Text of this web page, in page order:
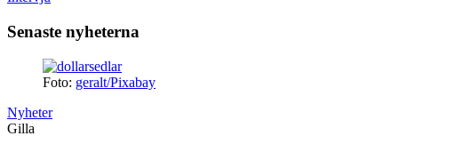
Senaste nyheterna
Foto: geralt/Pixabay
Nyheter
Gilla